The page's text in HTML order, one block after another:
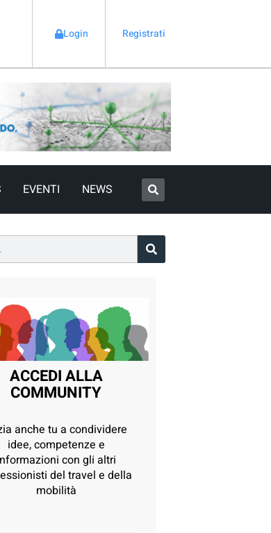
Login Registrati
EVENTI NEWS
ACCEDI ALLA
COMMUNITY
anche tu a condividere
idee, competenze e
con gli altri
del travel e della
mobilità